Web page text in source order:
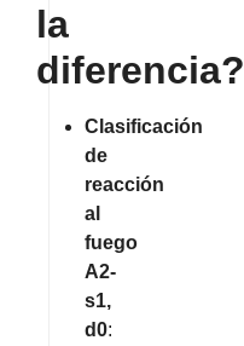
la
diferencia?
Clasificación
de
reacción
al
fuego
A2-
s1,
d0: